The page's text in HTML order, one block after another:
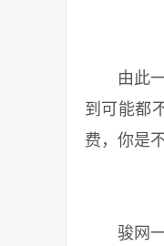
由此一
到可能都
费，你是
骏网一